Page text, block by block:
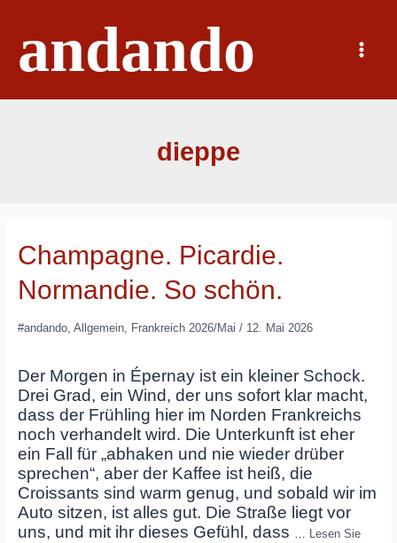
springenandando
Main
Menu
dieppe
Champagne. Picardie.
Normandie. So schön.
#andando, Allgemein, Frankreich 2026/Mai / 12. Mai 2026
Der Morgen in Épernay ist ein kleiner Schock.
Drei Grad, ein Wind, der uns sofort klar macht,
dass der Frühling hier im Norden Frankreichs
noch verhandelt wird. Die Unterkunft ist eher
ein Fall für „abhaken und nie wieder drüber
sprechen“, aber der Kaffee ist heiß, die
Croissants sind warm genug, und sobald wir im
Auto sitzen, ist alles gut. Die Straße liegt vor
uns, und mit ihr dieses Gefühl, dass … Lesen Sie